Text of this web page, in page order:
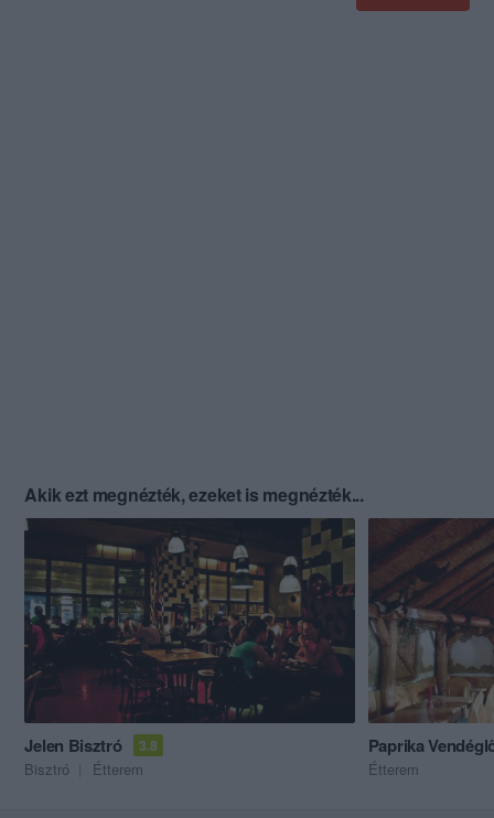
Akik ezt megnézték, ezeket is megnézték...
Jelen Bisztró 3.8
Bisztró Étterem
Paprika
Étterem